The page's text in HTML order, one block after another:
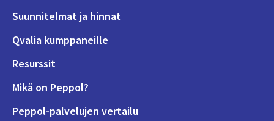
Suunnitelmat ja hinnat
Qvalia kumppaneille
Resurssit
Mikä on Peppol?
Peppol-palvelujen vertailu